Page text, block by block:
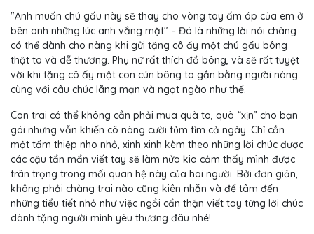
"Anh muốn chú gấu này sẽ thay cho vòng tay ấm áp của em ở
bên anh những lúc anh vắng mặt" – Đó là những lời nói chàng
có thể dành cho nàng khi gửi tặng cô ấy một chú gấu bông
thật to và dễ thương. Phụ nữ rất thích đồ bông, và sẽ rất tuyệt
vời khi tặng cô ấy một con cún bông to gần bằng người nàng
cùng với câu chúc lãng mạn và ngọt ngào như thế.
Con trai có thể không cần phải mua quà to, quà “xịn” cho bạn
gái nhưng vẫn khiến cô nàng cười tủm tỉm cả ngày. Chỉ cần
một tấm thiệp nho nhỏ, xinh xinh kèm theo những lời chúc được
các cậu tẩn mẩn viết tay sẽ làm nửa kia cảm thấy mình được
trân trọng trong mối quan hệ này của hai người. Bởi đơn giản,
không phải chàng trai nào cũng kiên nhẫn và để tâm đến
những tiểu tiết nhỏ như việc ngồi cẩn thận viết tay từng lời chúc
dành tặng người mình yêu thương đâu nhé!